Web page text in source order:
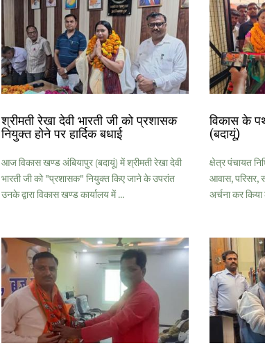
श्रीमती रेखा देवी भारती जी को प्रशासक
नियुक्त होने पर हार्दिक बधाई
आज विकास खण्ड अंबियापुर (बदायूं) में श्रीमती रेखा देवी
भारती जी को "प्रशासक" नियुक्त किए जाने के उपरांत
उनके द्वारा विकास खण्ड कार्यालय में ...
विकास के
(बदायूं)
क्षेत्र पंचायत
आवास, परिसर,
अर्चना कर